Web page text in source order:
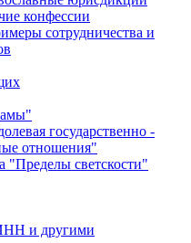
конфессии
сотрудничества и
государственно -
отношения"
"Пределы светскости"
и другими